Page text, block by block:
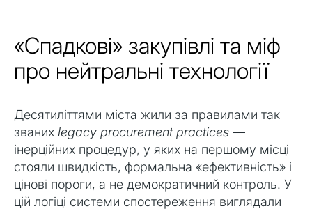
«Спадкові» закупівлі та міф
про нейтральні технології
Десятиліттями міста жили за правилами так
званих legacy procurement practices —
інерційних процедур, у яких на першому місці
стояли швидкість, формальна «ефективність» і
цінові пороги, а не демократичний контроль. У
цій логіці системи спостереження виглядали